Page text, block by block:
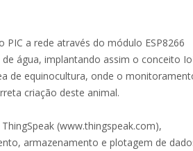
a rede através do módulo ESP8266
água, implantando assim o conceito
de equinocultura, onde o
criação deste animal.
(www.thingspeak.com),
armazenamento e plotagem de